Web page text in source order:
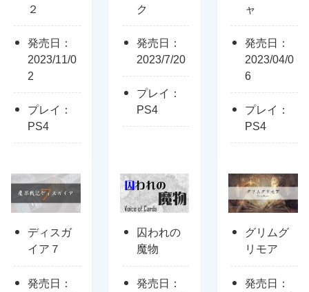
２
発売日：
2023/11/0
2
プレイ：
PS4
ク
発売日：
2023/7/20
プレイ：
PS4
ャ
発売日：
2023/04/0
6
プレイ：
PS4
ディスガ
イア７
発売日：
囚われの
魔物
発売日：
グリムグ
リモア
発売日：